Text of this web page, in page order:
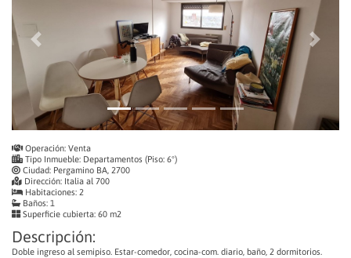
Anterior Siguiente
Operación: Venta
Tipo Inmueble: Departamentos (Piso: 6°)
Ciudad: Pergamino BA, 2700
Dirección: Italia al 700
Habitaciones: 2
Baños: 1
Superficie cubierta: 60 m2
Descripción:
Doble ingreso al semipiso. Estar-comedor, cocina-com. diario, baño, 2 dormitorios.